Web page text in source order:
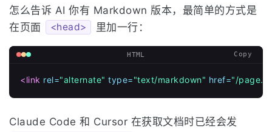
怎么告诉 AI 你有 Markdown 版本，最简单的方式是
在页面
<head> 里加一行：
HTML Copy
<link rel="alternate" type="text/markdown" href="/
Claude Code 和 Cursor 在获取文档时已经会发